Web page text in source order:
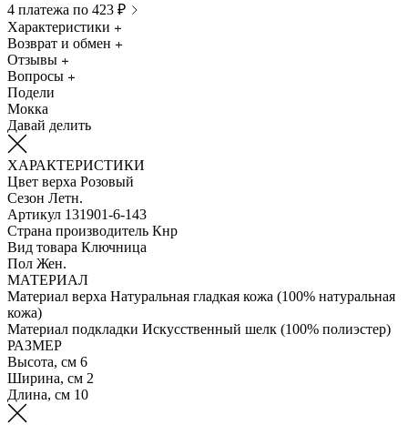
4 платежа по 423 ₽
Характеристики
Возврат и обмен
Отзывы
Вопросы
Подели
Мокка
Давай делить
ХАРАКТЕРИСТИКИ
Цвет верха Розовый
Сезон Летн.
Артикул 131901-6-143
Страна производитель Кнр
Вид товара Ключница
Пол Жен.
МАТЕРИАЛ
Материал верха Натуральная гладкая кожа (100% натуральная
кожа)
Материал подкладки Искусственный шелк (100% полиэстер)
РАЗМЕР
Высота, см 6
Ширина, см 2
Длина, см 10